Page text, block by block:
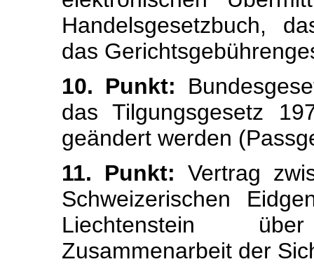
Handelsgesetzbuch,
das
10. Punkt:
das Tilgungsgesetz
geändert werden
11. Punkt: Vertrag
Schweizerischen
Liechtenstein
Zusammenarbeit der